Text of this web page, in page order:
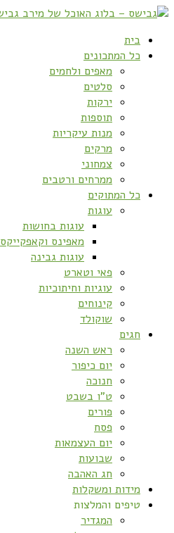
בית
כל המתכונים
מאפים ולחמים
סלטים
ירקות
תוספות
מנות עיקריות
מרקים
צמחוני
ממרחים ורטבים
כל המתוקים
עוגות
עוגות בחושות
מאפינס וקאפקייקס
עוגות גבינה
פאי וטארט
עוגיות וחיתוכיות
קינוחים
שוקולד
חגים
ראש השנה
יום כיפור
חנוכה
ט”ו בשבט
פורים
פסח
יום העצמאות
שבועות
חג האהבה
מידות ומשקלות
טיפים והמלצות
המגדיר